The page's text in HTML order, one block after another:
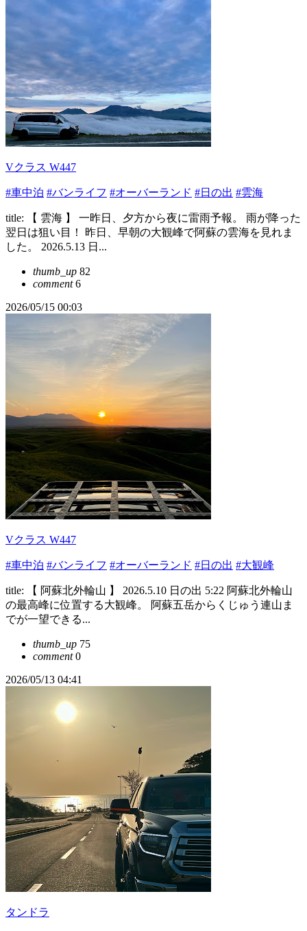
Vクラス W447
#車中泊 #バンライフ #オーバーランド #日の出 #雲海
title: 【 雲海 】 一昨日、夕方から夜に雷雨予報。 雨が降った
翌日は狙い目！ 昨日、早朝の大観峰で阿蘇の雲海を見れま
した。 2026.5.13 日...
thumb_up 82
comment6
2026/05/15 00:03
Vクラス W447
#車中泊 #バンライフ #オーバーランド #日の出 #大観峰
title: 【 阿蘇北外輪山 】 2026.5.10 日の出 5:22 阿蘇北外輪山
の最高峰に位置する大観峰。 阿蘇五岳からくじゅう連山ま
でが一望できる...
thumb_up 75
comment0
2026/05/13 04:41
タンドラ